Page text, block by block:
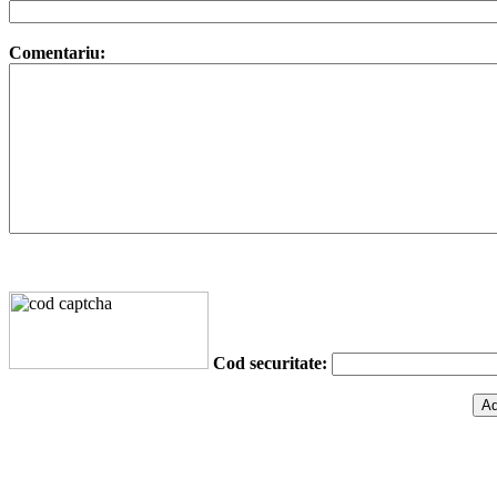
Comentariu:
Cod securitate: